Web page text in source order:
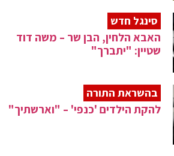
סינגל חדש
האבא הלחין, הבן שר – משה דוד
שטיין: "יתברך"
בהשראת התורה
להקת הילדים 'כנפי' – "וארשתיך"